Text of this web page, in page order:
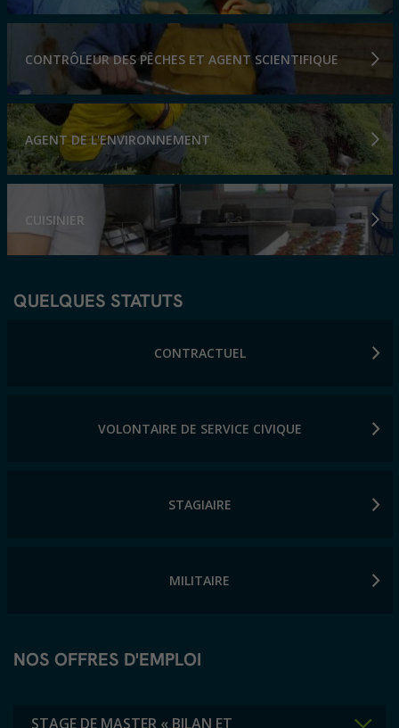
CONTRÔLEUR DES PÊCHES ET AGENT SCIENTIFIQUE
AGENT DE L'ENVIRONNEMENT
CUISINIER
QUELQUES STATUTS
CONTRACTUEL
VOLONTAIRE DE SERVICE CIVIQUE
STAGIAIRE
MILITAIRE
NOS OFFRES D'EMPLOI
STAGE DE MASTER « BILAN ET